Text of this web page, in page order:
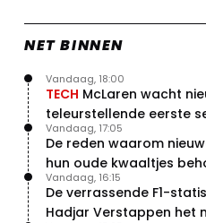
NET BINNEN
TECH McLaren wacht
teleurstellende eerste
Vandaag, 18:00
De reden waarom
hun oude kwaaltjes
Vandaag, 17:05
De verrassende F1-
Hadjar Verstappen het
Vandaag, 16:15